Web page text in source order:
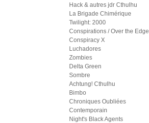
Hack & autres jdr Cthulhu
La Brigade Chimérique
Twilight: 2000
Conspirations / Over the Edge
Conspiracy X
Luchadores
Zombies
Delta Green
Sombre
Achtung! Cthulhu
Bimbo
Chroniques Oubliées
Contemporain
Night's Black Agents